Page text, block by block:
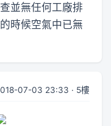
並無任何工廠排
時候空氣中已無
07-03 23:33 · 5樓